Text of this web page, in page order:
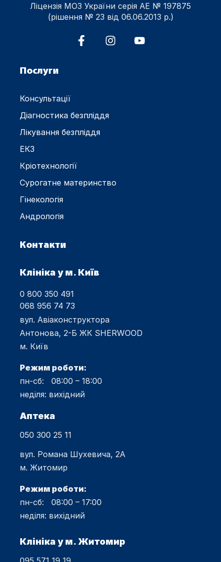
Ліцензія МОЗ України серія АЕ № 197875
(рішення № 23 від 06.06.2013 р.)
Послуги
Консультації
Діагностика безпліддя
Лікування безпліддя
ЕКЗ
Кріотехнології
Сурогатне материнство
Гінекологія
Андрологія
Контакти
Клініка у м. Київ
0 800 350 491
068 956 74 73
вул. Авіаконструктора
Антонова, 2-Б ЖК SHERWOOD
м. Київ
Режим роботи:
пн-сб: 08:00 – 18:00
неділя: вихідний
Аптека
050 300 25 11
вул. Романа Шухевича, 2А
м. Житомир
Режим роботи:
пн-сб: 08:00 – 17:00
неділя: вихідний
Клініка у м. Житомир